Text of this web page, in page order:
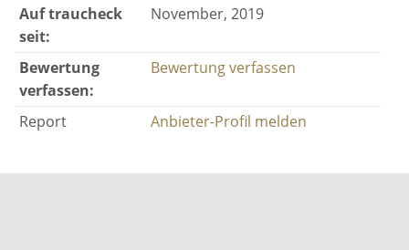
Auf traucheck
seit:
November, 2019
Bewertung
verfassen:
Bewertung verfassen
Report Anbieter-Profil melden